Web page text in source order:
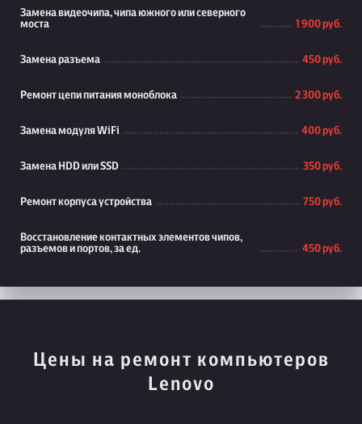
Замена видеочипа, чипа южного или северного
моста
1 900 руб.
Замена разъема 450 руб.
Ремонт цепи питания моноблока 2 300 руб.
Замена модуля WiFi 400 руб.
Замена HDD или SSD 350 руб.
Ремонт корпуса устройства 750 руб.
Восстановление контактных элементов чипов,
разъемов и портов, за ед.
450 руб.
Цены на ремонт компьютеров
Lenovo